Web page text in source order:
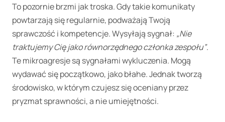
To pozornie brzmi jak troska. Gdy takie komunikaty
powtarzają się regularnie, podważają Twoją
sprawczość i kompetencje. Wysyłają sygnał: „Nie
traktujemy Cię jako równorzędnego członka zespołu”.
Te mikroagresje są sygnałami wykluczenia. Mogą
wydawać się początkowo, jako błahe. Jednak tworzą
środowisko, w którym czujesz się oceniany przez
pryzmat sprawności, a nie umiejętności.